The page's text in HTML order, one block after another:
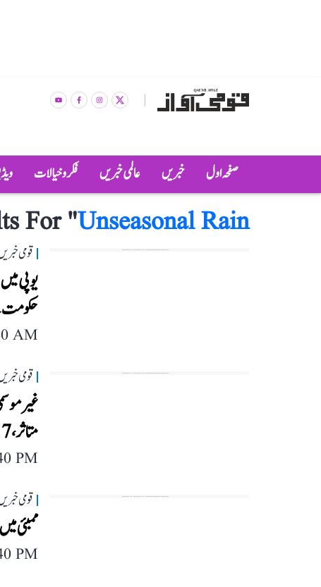
صفحہ اول خبریں عالمی خبریں فکر و خیالات
For "Unseasonal Rain
قومی
یوپی
حکومت
AM
قومی
متاثر، 17 ہزار ہیکٹر فصلیں برباد
PM
قومی
ممبئی
PM